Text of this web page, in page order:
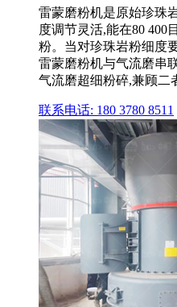
雷蒙磨粉机是原始珍珠
度调节灵活,能在80 400
粉。当对珍珠岩粉细度
雷蒙磨粉机与气流磨串
气流磨超细粉碎,兼顾二
联系电话: 180 3780 8511